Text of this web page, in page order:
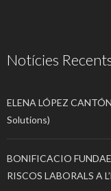
Notícies
ELENA LÓPEZ
Solutions)
BONIFICACIO
RISCOS LABORALS A